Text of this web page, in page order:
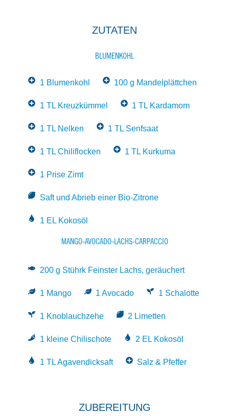
ZUTATEN
BLUMENKOHL
1 Blumenkohl 100 g Mandelplättchen
1 TL Kreuzkümmel 1 TL Kardamom
1 TL Nelken 1 TL Senfsaat
1 TL Chiliflocken 1 TL Kurkuma
1 Prise Zimt
Saft und Abrieb einer Bio-Zitrone
1 EL Kokosöl
MANGO-AVOCADO-LACHS-CARPACCIO
200 g Stührk Feinster Lachs, geräuchert
1 Mango 1 Avocado 1 Schalotte
1 Knoblauchzehe 2 Limetten
1 kleine Chilischote 2 EL Kokosöl
1 TL Agavendicksaft Salz & Pfeffer
ZUBEREITUNG